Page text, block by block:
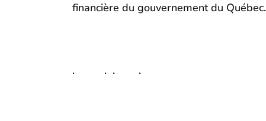
financière du gouvernement du Québec.
. . . .